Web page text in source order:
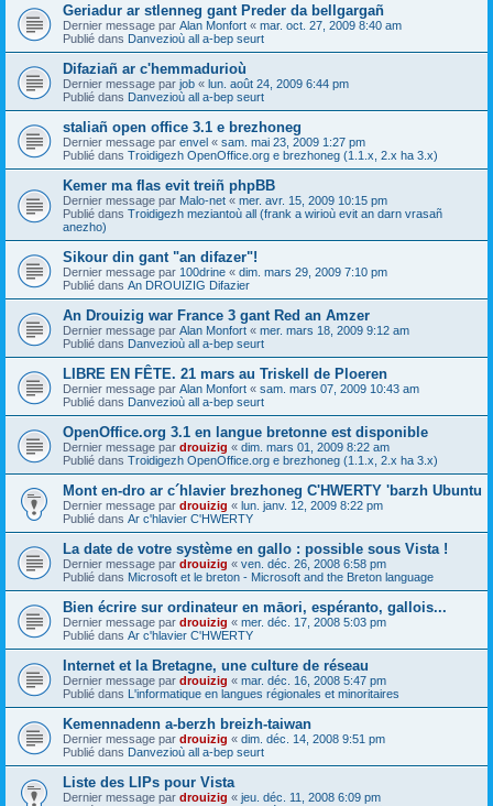
Geriadur ar stlenneg gant Preder da bellgargañ
Dernier message par Alan Monfort « mar. oct. 27, 2009 8:40 am
Publié dans Danvezioù all a-bep seurt
Difaziañ ar c'hemmadurioù
Dernier message par job « lun. août 24, 2009 6:44 pm
Publié dans Danvezioù all a-bep seurt
staliañ open office 3.1 e brezhoneg
Dernier message par envel « sam. mai 23, 2009 1:27 pm
Publié dans Troidigezh OpenOffice.org e brezhoneg (1.1.x, 2.x ha 3.x)
Kemer ma flas evit treiñ phpBB
Dernier message par Malo-net « mer. avr. 15, 2009 10:15 pm
Publié dans Troidigezh meziantoù all (frank a wirioù evit an darn vrasañ
anezho)
Sikour din gant "an difazer"!
Dernier message par 100drine « dim. mars 29, 2009 7:10 pm
Publié dans An DROUIZIG Difazier
An Drouizig war France 3 gant Red an Amzer
Dernier message par Alan Monfort « mer. mars 18, 2009 9:12 am
Publié dans Danvezioù all a-bep seurt
LIBRE EN FÊTE. 21 mars au Triskell de Ploeren
Dernier message par Alan Monfort « sam. mars 07, 2009 10:43 am
Publié dans Danvezioù all a-bep seurt
OpenOffice.org 3.1 en langue bretonne est disponible
Dernier message par drouizig « dim. mars 01, 2009 8:22 am
Publié dans Troidigezh OpenOffice.org e brezhoneg (1.1.x, 2.x ha 3.x)
Mont en-dro ar c´hlavier brezhoneg C'HWERTY 'barzh Ubuntu
Dernier message par drouizig « lun. janv. 12, 2009 8:22 pm
Publié dans Ar c'hlavier C'HWERTY
La date de votre système en gallo : possible sous Vista !
Dernier message par drouizig « ven. déc. 26, 2008 6:58 pm
Publié dans Microsoft et le breton - Microsoft and the Breton language
Bien écrire sur ordinateur en māori, espéranto, gallois...
Dernier message par drouizig « mer. déc. 17, 2008 5:03 pm
Publié dans Ar c'hlavier C'HWERTY
Internet et la Bretagne, une culture de réseau
Dernier message par drouizig « mar. déc. 16, 2008 5:47 pm
Publié dans L'informatique en langues régionales et minoritaires
Kemennadenn a-berzh breizh-taiwan
Dernier message par drouizig « dim. déc. 14, 2008 9:51 pm
Publié dans Danvezioù all a-bep seurt
Liste des LIPs pour Vista
Dernier message par drouizig « jeu. déc. 11, 2008 6:09 pm